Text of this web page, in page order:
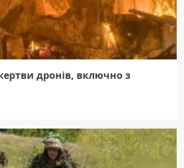
дронів, включно з